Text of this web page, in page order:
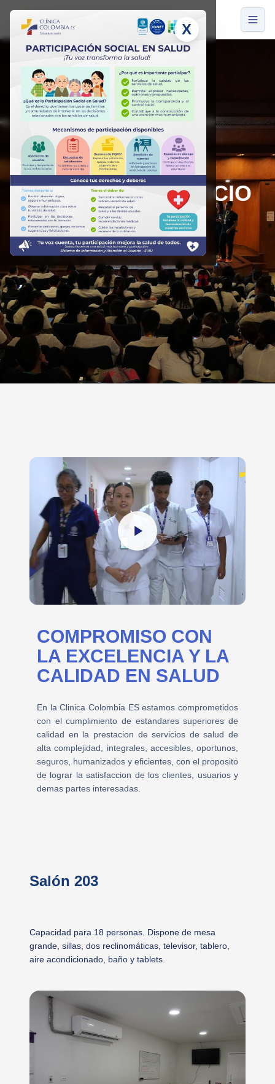
X
CONVENIOS
DOCENCIA SERVICIO
COMPROMISO CON
LA EXCELENCIA Y LA
CALIDAD EN SALUD
En la Clinica Colombia ES estamos comprometidos
con el cumplimiento de estandares superiores de
calidad en la prestacion de servicios de salud de
alta complejidad, integrales, accesibles, oportunos,
seguros, humanizados y eficientes, con el proposito
de lograr la satisfaccion de los clientes, usuarios y
demas partes interesadas.
Salón 203
Capacidad para 18 personas. Dispone de mesa
grande, sillas, dos reclinomáticas, televisor, tablero,
aire acondicionado, baño y tablets.